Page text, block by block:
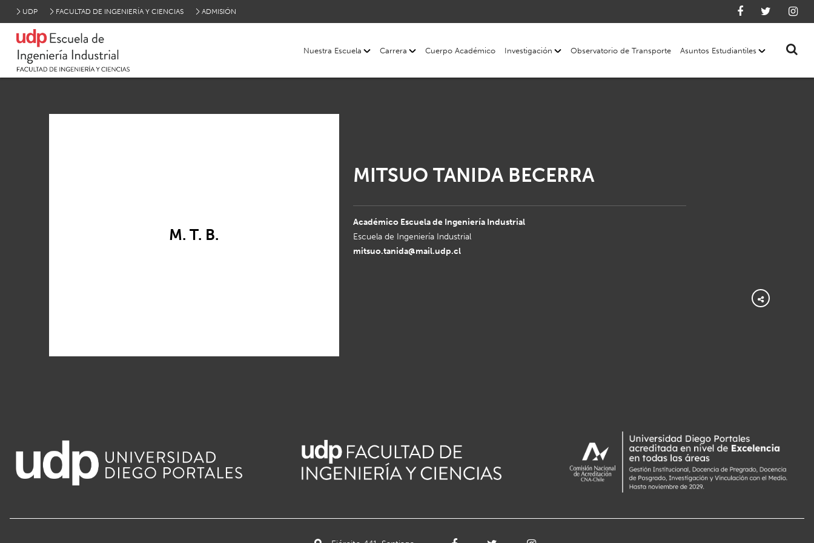
UDP FACULTAD DE INGENIERÍA Y CIENCIAS ADMISIÓN
Nuestra Escuela Carrera Cuerpo Académico Investigación Observatorio de Transporte Asuntos Estudiantiles
M. T. B.
MITSUO TANIDA BECERRA
Académico Escuela de Ingeniería Industrial
Escuela de Ingeniería Industrial
mitsuo.tanida@mail.udp.cl